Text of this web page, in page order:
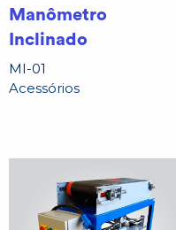
Manômetro
Inclinado
MI-01
Acessórios